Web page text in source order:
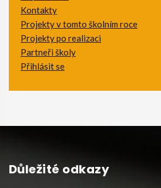
Kontakty
Projekty v tomto školním roce
Projekty po realizaci
Partneři školy
Přihlásit se
Důležité odkazy